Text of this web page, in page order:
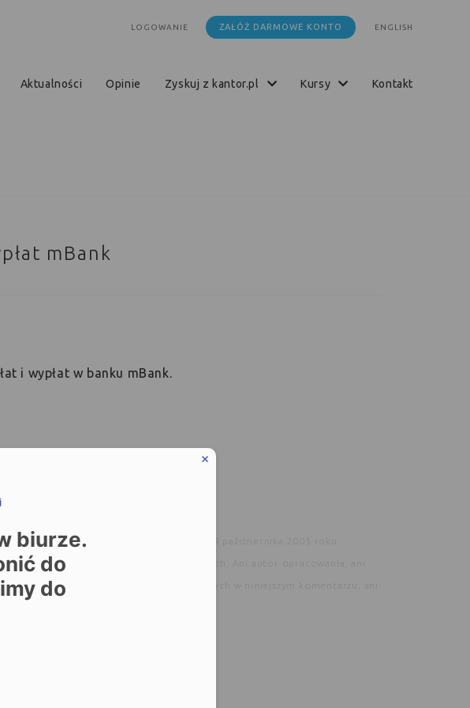
LOGOWANIE ZAŁÓŻ DARMOWE KONTO ENGLISH
aktualności opinie zyskuj z kantor.pl kursy kontakt
mBank
i wypłat w banku mBank.
Rozporządzenia Ministra Finansów z 19 października 2005 roku.
do podejmowania decyzji inwestycyjnych. Ani autor opracowania, ani
podjęte na podstawie informacji zawartych w niniejszym komentarzu, ani
zgody Kantor.pl jest zabronione.
biurze.
do
do
slection for scheduled call
datę